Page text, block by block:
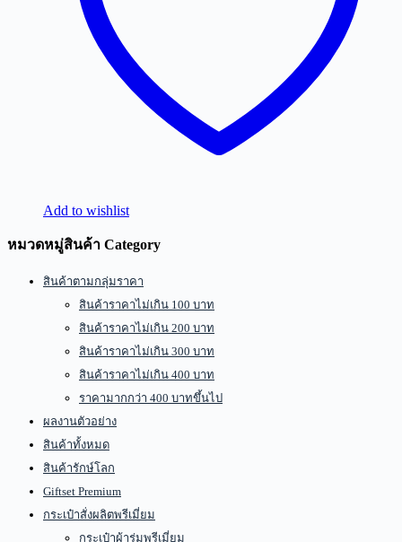
Add to wishlist
หมวดหมู่สินค้า Category
สินค้าตามกลุ่มราคา
สินค้าราคาไม่เกิน 100 บาท
สินค้าราคาไม่เกิน 200 บาท
สินค้าราคาไม่เกิน 300 บาท
สินค้าราคาไม่เกิน 400 บาท
ราคามากกว่า 400 บาทขึ้นไป
ผลงานตัวอย่าง
สินค้าทั้งหมด
สินค้ารักษ์โลก
Giftset Premium
กระเป๋าสั่งผลิตพรีเมี่ยม
กระเป๋าผ้าร่มพรีเมี่ยม